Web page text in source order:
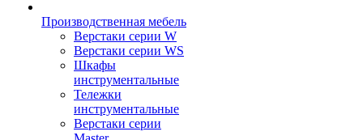
Производственная мебель
Верстаки серии W
Верстаки серии WS
Шкафы
инструментальные
Тележки
инструментальные
Верстаки серии